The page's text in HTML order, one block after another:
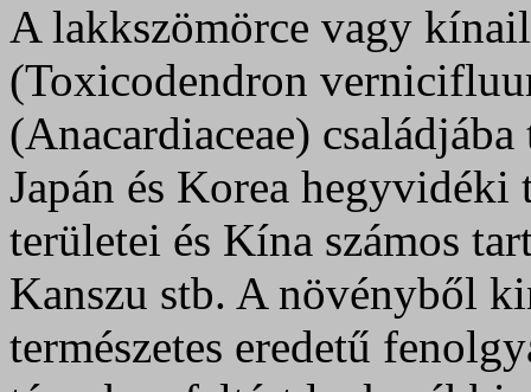
A lakkszömörce vagy
(Toxicodendron
(Anacardiaceae)
Japán és Korea
területei és Kína számos
Kanszu stb. A növényből
természetes eredetű